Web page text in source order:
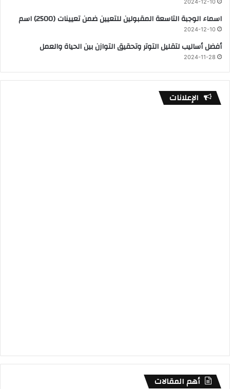
2024-12-10
اسماء الوجبة التاسعة المقبولين للتعيين ضمن تعيينات (2500) اسم
2024-12-10
أفضل أساليب لتقليل التوتر وتحقيق التوازن بين الحياة والعمل
2024-11-28
الإعلانات
أهم المقالات